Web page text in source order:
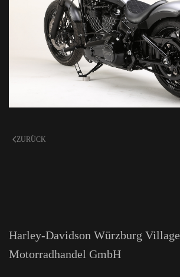
ZURÜCK
Harley-Davidson Würzburg Village
Motorradhandel GmbH